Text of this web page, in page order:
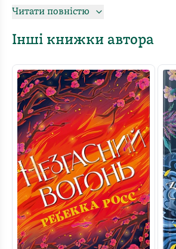
той бік фронту, забувши про
роботи — хоча цього разу пише для
починається таємниче
знайомим. Зв’язок міцнішає, і ці
на кін власні серця й майбутнє,
війни.
Новий приголомшливий фентезі-
Росс. Сповнений пригод, надії і
Читати повністю
Інші книжки автора